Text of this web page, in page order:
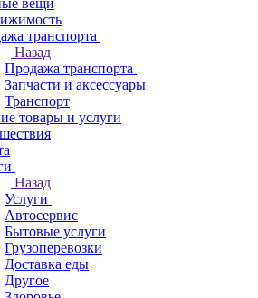
вещи
транспорта
Назад
Продажа транспорта
Запчасти и аксессуары
Транспорт
товары и услуги
Назад
Услуги
Автосервис
Бытовые услуги
Грузоперевозки
Доставка еды
Другое